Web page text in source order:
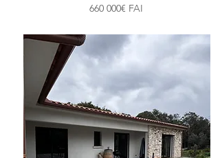
660 000€ FAI